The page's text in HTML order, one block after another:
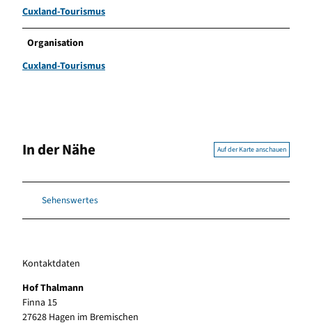
Cuxland-Tourismus
Organisation
Cuxland-Tourismus
In der Nähe Auf der Karte anschauen
Sehenswertes
Kontaktdaten
Hof Thalmann
Finna 15
27628 Hagen im Bremischen